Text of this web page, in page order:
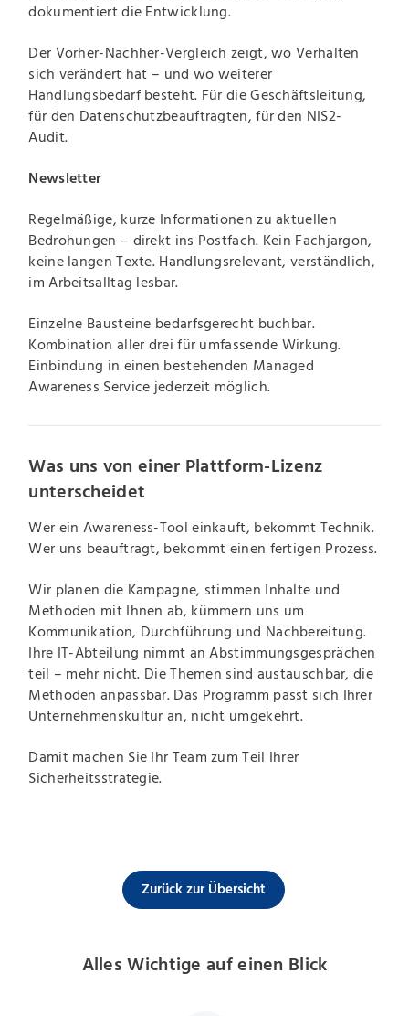
dokumentiert die Entwicklung.
Der Vorher-Nachher-Vergleich zeigt, wo Verhalten
sich verändert hat – und wo weiterer
Handlungsbedarf besteht. Für die Geschäftsleitung,
für den Datenschutzbeauftragten, für den NIS2-
Audit.
Newsletter
Regelmäßige, kurze Informationen zu aktuellen
Bedrohungen – direkt ins Postfach. Kein Fachjargon,
keine langen Texte. Handlungsrelevant, verständlich,
im Arbeitsalltag lesbar.
Einzelne Bausteine bedarfsgerecht buchbar.
Kombination aller drei für umfassende Wirkung.
Einbindung in einen bestehenden Managed
Awareness Service jederzeit möglich.
Was uns von einer Plattform-Lizenz
unterscheidet
Wer ein Awareness-Tool einkauft, bekommt Technik.
Wer uns beauftragt, bekommt einen fertigen Prozess.
Wir planen die Kampagne, stimmen Inhalte und
Methoden mit Ihnen ab, kümmern uns um
Kommunikation, Durchführung und Nachbereitung.
Ihre IT-Abteilung nimmt an Abstimmungsgesprächen
teil – mehr nicht. Die Themen sind austauschbar, die
Methoden anpassbar. Das Programm passt sich Ihrer
Unternehmenskultur an, nicht umgekehrt.
Damit machen Sie Ihr Team zum Teil Ihrer
Sicherheitsstrategie.
Zurück zur Übersicht
Alles Wichtige auf einen Blick